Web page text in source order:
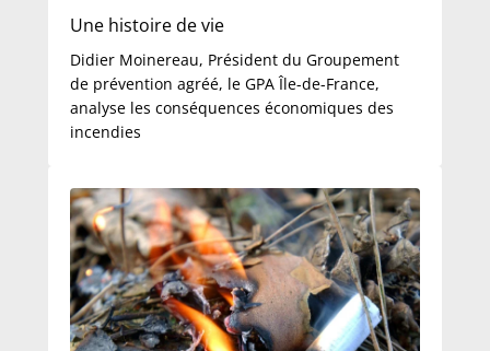
Une histoire de vie
Didier Moinereau, Président du Groupement
de prévention agréé, le GPA Île-de-France,
analyse les conséquences économiques des
incendies